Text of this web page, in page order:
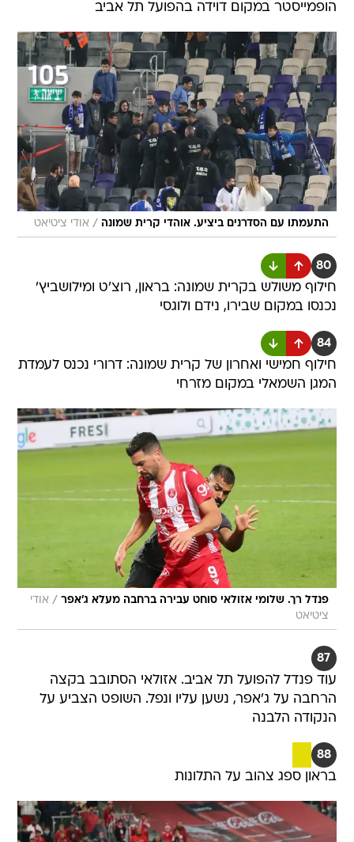
הופמייסטר במקום דוידה בהפועל תל אביב
התעמתו עם הסדרנים ביציע. אוהדי קרית שמונה / אודי ציטיאט
80
חילוף משולש בקרית שמונה: בראון, רוצ'ט ומילושביץ'
נכנסו במקום שבירו, נידם ולוגסי
84
חילוף חמישי ואחרון של קרית שמונה: דרורי נכנס לעמדת
המגן השמאלי במקום מזרחי
פנדל רך. שלומי אזולאי סוחט עבירה ברחבה מעלא ג'אפר / אודי
ציטיאט
87
עוד פנדל להפועל תל אביב. אזולאי הסתובב בקצה
הרחבה על ג'אפר, נשען עליו ונפל. השופט הצביע על
הנקודה הלבנה
88
בראון ספג צהוב על התלונות